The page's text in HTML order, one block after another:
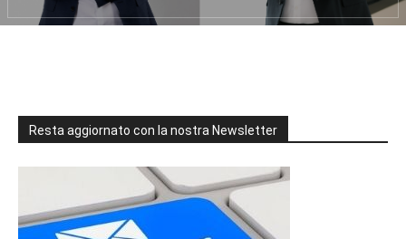
Resta aggiornato con la nostra Newsletter